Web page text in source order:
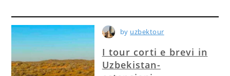
I tour corti e brevi in
Uzbekistan-
by uzbektour